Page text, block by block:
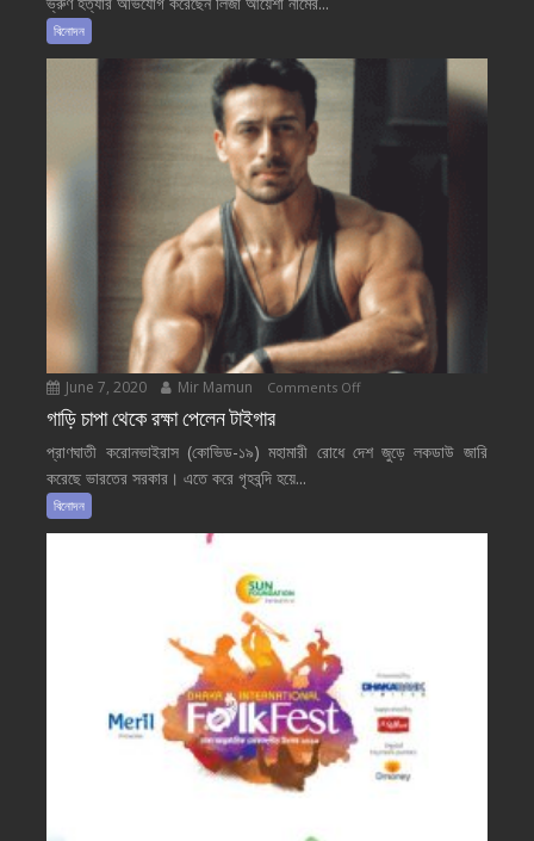
বিনোদন
June 7, 2020 Mir Mamun Comments Offon
গাড়ি চাপা থেকে রক্ষা পেলেন টাইগার
প্রাণঘাতী করোনভাইরাস (কোভিড-১৯) মহামারী রোধে দেশ জুড়ে লকডাউ জারি
করেছে ভারতের সরকার। এতে করে গৃহবন্দি হয়ে...
বিনোদন